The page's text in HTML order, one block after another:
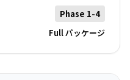
Phase 1-4
Full パッケージ